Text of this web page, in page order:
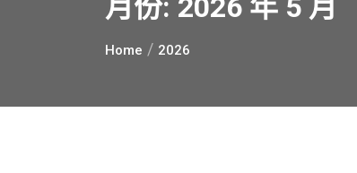
月份: 2026 年 5 月
Home 2026